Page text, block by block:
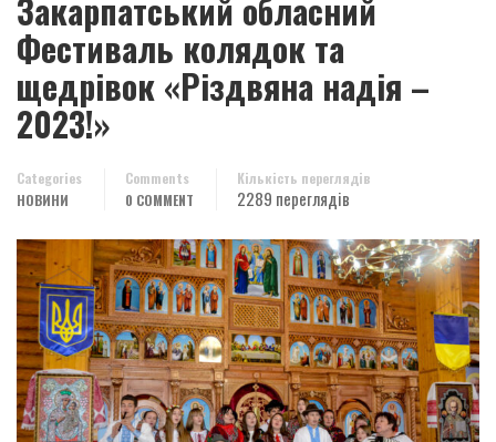
Закарпатський обласний
Фестиваль колядок та
щедрівок «Різдвяна надія –
2023!»
Categories
НОВИНИ
Comments
0 COMMENT
Кількість переглядів
2289 переглядів